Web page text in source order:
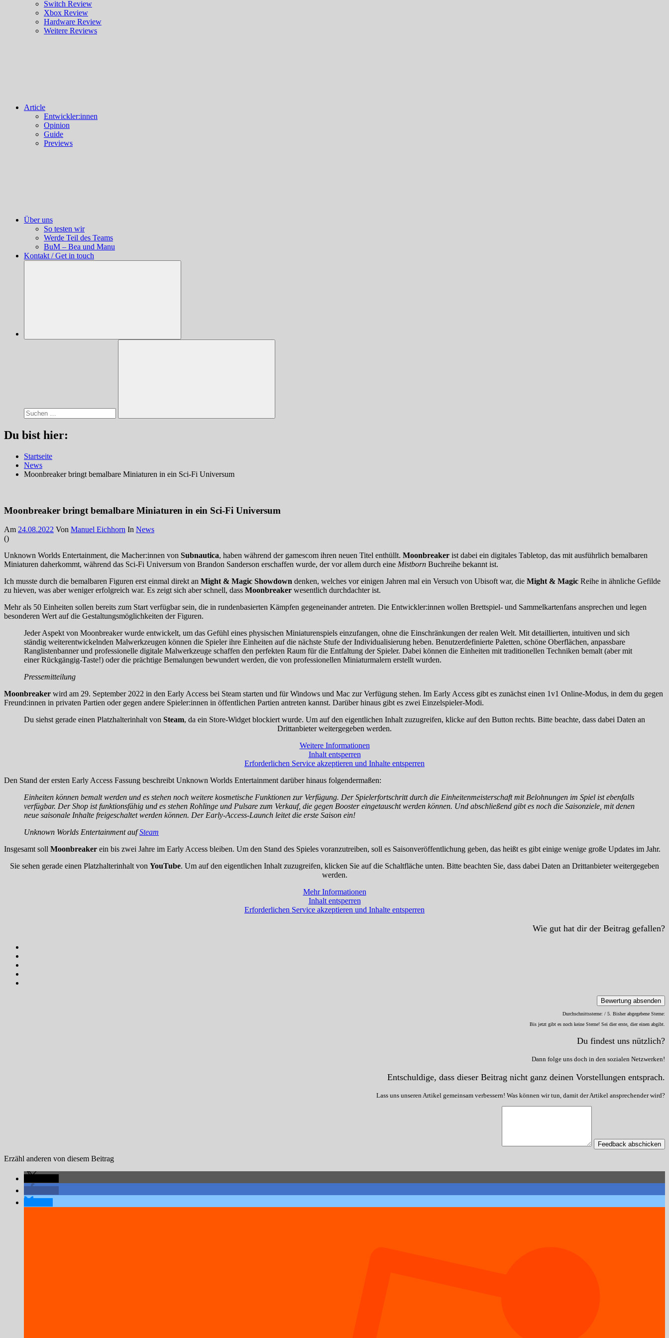
Switch Review
Xbox Review
Hardware Review
Weitere Reviews
Article
Entwickler:innen
Opinion
Guide
Previews
Über uns
So testen wir
Werde Teil des Teams
BuM – Bea und Manu
Kontakt / Get in touch
Suchen
Du bist hier:
Startseite
News
Moonbreaker bringt bemalbare Miniaturen in ein Sci-Fi Universum
Moonbreaker bringt bemalbare Miniaturen in ein Sci-Fi Universum
Am 24.08.2022 Von Manuel Eichhorn In News
()
Unknown Worlds Entertainment, die Macher:innen von Subnautica, haben während der gamescom ihren neuen Titel enthüllt. Moonbreaker ist dabei ein digitales Tabletop, das mit ausführlich bemalbaren
Miniaturen daherkommt, während das Sci-Fi Universum von Brandon Sanderson erschaffen wurde, der vor allem durch eine Mistborn Buchreihe bekannt ist.
Ich musste durch die bemalbaren Figuren erst einmal direkt an Might & Magic Showdown denken, welches vor einigen Jahren mal ein Versuch von Ubisoft war, die Might & Magic Reihe in ähnliche Gefilde
zu hieven, was aber weniger erfolgreich war. Es zeigt sich aber schnell, dass Moonbreaker wesentlich durchdachter ist.
Mehr als 50 Einheiten sollen bereits zum Start verfügbar sein, die in rundenbasierten Kämpfen gegeneinander antreten. Die Entwickler:innen wollen Brettspiel- und Sammelkartenfans ansprechen und legen
besonderen Wert auf die Gestaltungsmöglichkeiten der Figuren.
Jeder Aspekt von Moonbreaker wurde entwickelt, um das Gefühl eines physischen Miniaturenspiels einzufangen, ohne die Einschränkungen der realen Welt. Mit detaillierten, intuitiven und sich
ständig weiterentwickelnden Malwerkzeugen können die Spieler ihre Einheiten auf die nächste Stufe der Individualisierung heben. Benutzerdefinierte Paletten, schöne Oberflächen, anpassbare
Ranglistenbanner und professionelle digitale Malwerkzeuge schaffen den perfekten Raum für die Entfaltung der Spieler. Dabei können die Einheiten mit traditionellen Techniken bemalt (aber mit
einer Rückgängig-Taste!) oder die prächtige Bemalungen bewundert werden, die von professionellen Miniaturmalern erstellt wurden.
Pressemitteilung
Moonbreaker wird am 29. September 2022 in den Early Access bei Steam starten und für Windows und Mac zur Verfügung stehen. Im Early Access gibt es zunächst einen 1v1 Online-Modus, in dem du gegen
Freund:innen in privaten Partien oder gegen andere Spieler:innen in öffentlichen Partien antreten kannst. Darüber hinaus gibt es zwei Einzelspieler-Modi.
Du siehst gerade einen Platzhalterinhalt von Steam, da ein Store-Widget blockiert wurde. Um auf den eigentlichen Inhalt zuzugreifen, klicke auf den Button rechts. Bitte beachte, dass dabei Daten an
Drittanbieter weitergegeben werden.
Weitere Informationen
Inhalt entsperren
Erforderlichen Service akzeptieren und Inhalte entsperren
Den Stand der ersten Early Access Fassung beschreibt Unknown Worlds Entertainment darüber hinaus folgendermaßen:
Einheiten können bemalt werden und es stehen noch weitere kosmetische Funktionen zur Verfügung. Der Spielerfortschritt durch die Einheitenmeisterschaft mit Belohnungen im Spiel ist ebenfalls
verfügbar. Der Shop ist funktionsfähig und es stehen Rohlinge und Pulsare zum Verkauf, die gegen Booster eingetauscht werden können. Und abschließend gibt es noch die Saisonziele, mit denen
neue saisonale Inhalte freigeschaltet werden können. Der Early-Access-Launch leitet die erste Saison ein!
Unknown Worlds Entertainment aufSteam
Insgesamt soll Moonbreaker ein bis zwei Jahre im Early Access bleiben. Um den Stand des Spieles voranzutreiben, soll es Saisonveröffentlichung geben, das heißt es gibt einige wenige große Updates im Jahr.
Sie sehen gerade einen Platzhalterinhalt von YouTube. Um auf den eigentlichen Inhalt zuzugreifen, klicken Sie auf die Schaltfläche unten. Bitte beachten Sie, dass dabei Daten an Drittanbieter weitergegeben
werden.
Mehr Informationen
Inhalt entsperren
Erforderlichen Service akzeptieren und Inhalte entsperren
Wie gut hat dir der Beitrag gefallen?
Bewertung absenden
Durchschnittssterne: / 5. Bisher abgegebene Sterne:
Bis jetzt gibt es noch keine Sterne! Sei dier erste, dier einen abgibt.
Du findest uns nützlich?
Dann folge uns doch in den sozialen Netzwerken!
Entschuldige, dass dieser Beitrag nicht ganz deinen Vorstellungen entsprach.
Lass uns unseren Artikel gemeinsam verbessern! Was können wir tun, damit der Artikel ansprechender wird?
Feedback abschicken
Erzähl anderen von diesem Beitrag